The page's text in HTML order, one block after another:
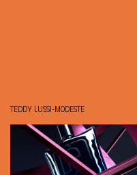
TEDDY LUSSI-MODESTE